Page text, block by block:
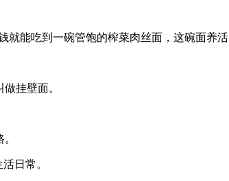
能吃到一碗管饱的榨菜肉丝面，这碗面养活
挂壁面。
日常。